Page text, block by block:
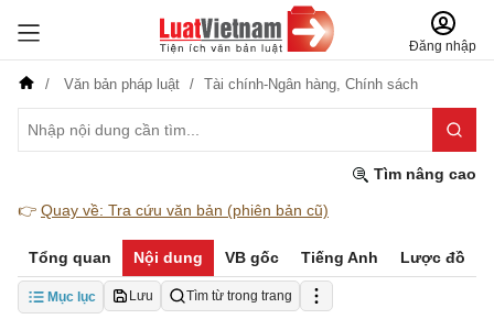
Đăng nhập
Văn bản pháp luật Tài chính-Ngân hàng, Chính sách
Tìm nâng cao
👉 Quay về: Tra cứu văn bản (phiên bản cũ)
Tổng quan Nội dung VB gốc Tiếng Anh Lược đồ
Mục lục Lưu Tìm từ trong trang